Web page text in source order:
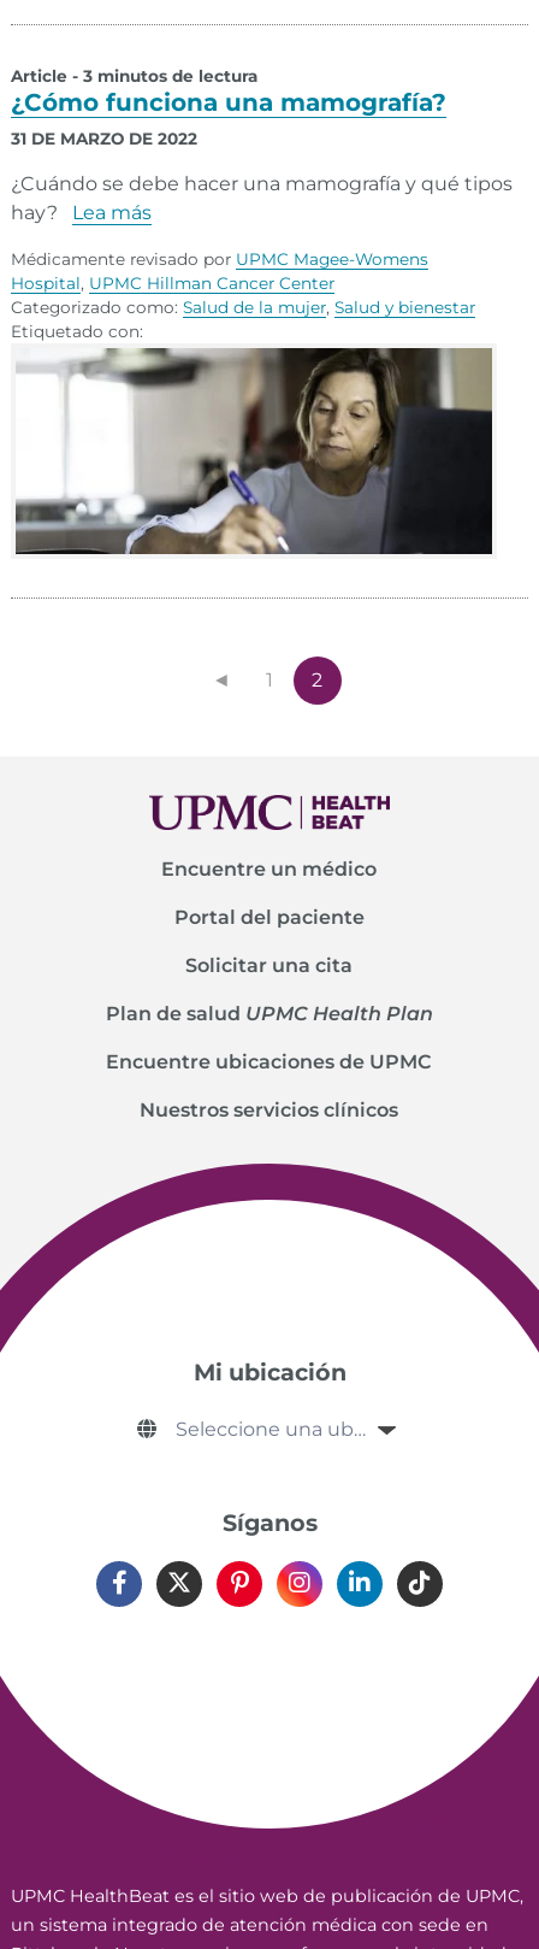
Article - 3 minutos de lectura
¿Cómo funciona una mamografía?
31 DE MARZO DE 2022
¿Cuándo se debe hacer una mamografía y qué tipos
hay?
Lea más
Médicamente revisado por UPMC Magee-Womens
Hospital, UPMC Hillman Cancer Center
Categorizado como: Salud de la mujer, Salud y bienestar
Etiquetado con:
◄ 1 2
Encuentre un médico
Portal del paciente
Solicitar una cita
Plan de salud UPMC Health Plan
Encuentre ubicaciones de UPMC
Nuestros servicios clínicos
Mi ubicación
Síganos
UPMC HealthBeat es el sitio web de publicación de UPMC,
un sistema integrado de atención médica con sede en